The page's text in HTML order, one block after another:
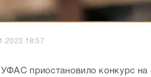
18:57
УФАС приостановило конкурс на